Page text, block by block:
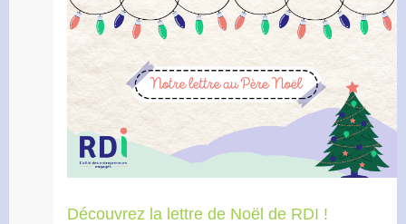
Découvrez la lettre de Noël de RDI !